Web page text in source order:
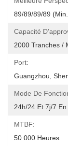
89/89/89/89
Capacité
2000 Tranches /
Port:
Guangzhou,
Mode De
24h/24 Et 7j/7
MTBF:
50 000 Heures